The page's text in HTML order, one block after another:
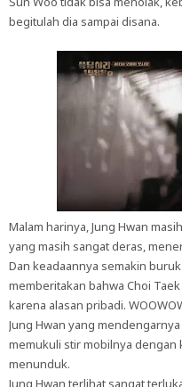
begitulah dia sampai disana.
Malam harinya, Jung Hwan
yang masih sangat deras,
Dan keadaannya semakin
memberitakan bahwa Choi
karena alasan pribadi.
Jung Hwan yang
memukuli stir mobilnya dengan
menunduk.
Jung Hwan terlihat sangat